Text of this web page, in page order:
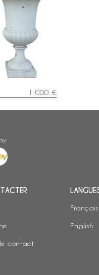
Medicis
en fonte,
- 51,5cm
1 000 €
contact
Français
English